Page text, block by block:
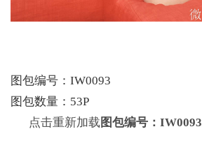
图包编号：IW0093
图包数量：53P
点击重新加载 图包编号：IW0093